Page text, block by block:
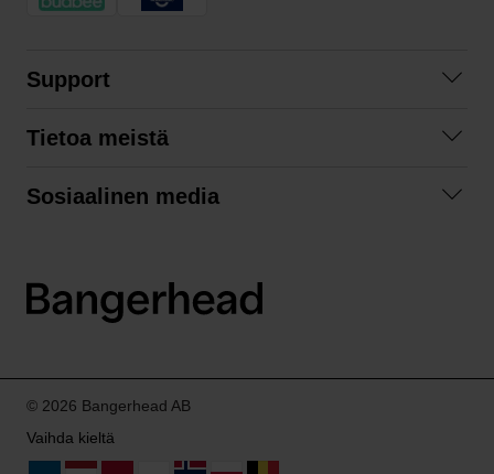
Support
Tilausehdot
Tietoa meistä
Sosiaalinen media
LinkedIn
© 2026 Bangerhead AB
Vaihda kieltä